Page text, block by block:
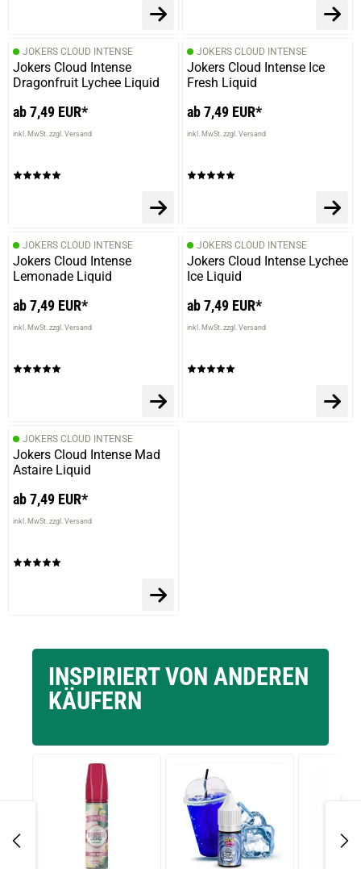
JOKERS CLOUD INTENSE
Jokers Cloud Intense
Dragonfruit Lychee Liquid
ab 7,49 EUR*
inkl. MwSt. zzgl. Versand
JOKERS CLOUD INTENSE
Jokers Cloud Intense Ice
Fresh Liquid
ab 7,49 EUR*
inkl. MwSt. zzgl. Versand
JOKERS CLOUD INTENSE
Jokers Cloud Intense
Lemonade Liquid
ab 7,49 EUR*
inkl. MwSt. zzgl. Versand
JOKERS CLOUD INTENSE
Jokers Cloud Intense Lychee
Ice Liquid
ab 7,49 EUR*
inkl. MwSt. zzgl. Versand
JOKERS CLOUD INTENSE
Jokers Cloud Intense Mad
Astaire Liquid
ab 7,49 EUR*
inkl. MwSt. zzgl. Versand
INSPIRIERT VON ANDEREN
KÄUFERN